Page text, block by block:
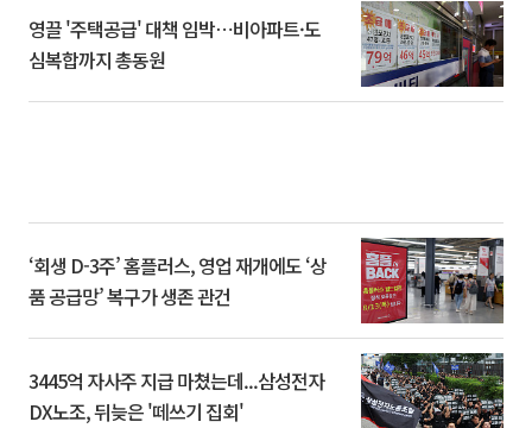
영끌 '주택공급' 대책 임박⋯비아파트·도
심복합까지 총동원
‘회생 D-3주’ 홈플러스, 영업 재개에도 ‘상
품 공급망’ 복구가 생존 관건
3445억 자사주 지급 마쳤는데...삼성전자
DX노조, 뒤늦은 '떼쓰기 집회'